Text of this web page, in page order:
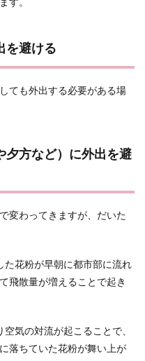
す。
を避ける
ても外出する必要がある場
夕方など）に外出を避
変わってきますが、だいた
た花粉が早朝に都市部に流れ
飛散量が増えることで起き
気の対流が起こることで、
落ちていた花粉が舞い上が